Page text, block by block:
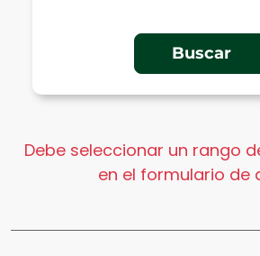
Debe seleccionar un rango
en el formulario de